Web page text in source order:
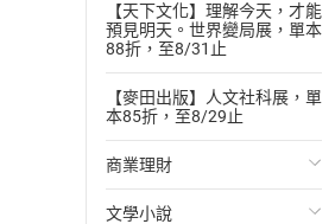
【天下文化】理解今天，才能
預見明天。世界變局展，單本
88折，至8/31止
【麥田出版】人文社科展，單
本85折，至8/29止
商業理財
投資理財
文學小說